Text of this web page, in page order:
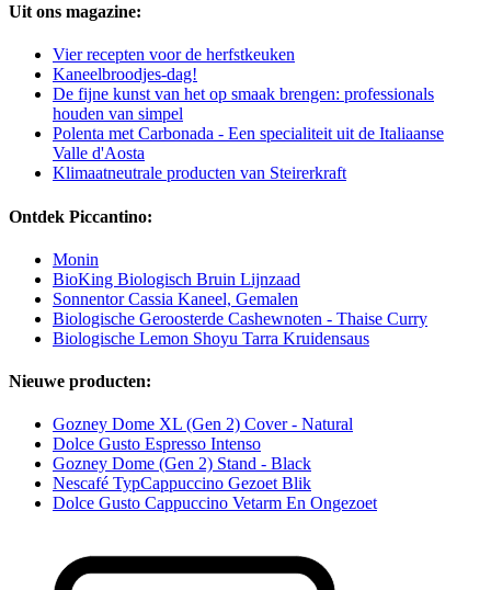
Uit ons magazine:
Vier recepten voor de herfstkeuken
Kaneelbroodjes-dag!
De fijne kunst van het op smaak brengen: professionals
houden van simpel
Polenta met Carbonada - Een specialiteit uit de Italiaanse
Valle d'Aosta
Klimaatneutrale producten van Steirerkraft
Ontdek Piccantino:
Monin
BioKing Biologisch Bruin Lijnzaad
Sonnentor Cassia Kaneel, Gemalen
Biologische Geroosterde Cashewnoten - Thaise Curry
Biologische Lemon Shoyu Tarra Kruidensaus
Nieuwe producten:
Gozney Dome XL (Gen 2) Cover - Natural
Dolce Gusto Espresso Intenso
Gozney Dome (Gen 2) Stand - Black
Nescafé TypCappuccino Gezoet Blik
Dolce Gusto Cappuccino Vetarm En Ongezoet